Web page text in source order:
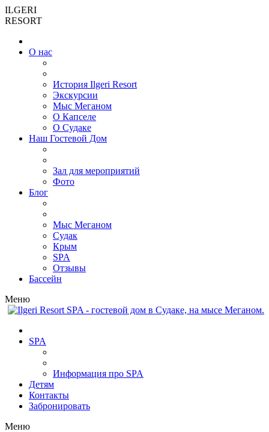
ILGERI
RESORT
О нас
История Ilgeri Resort
Экскурсии
Мыс Меганом
О Капселе
О Судаке
Наш Гостевой Дом
Зал для мероприятий
Фото
Блог
Мыс Меганом
Cудак
Крым
SPA
Отзывы
Бассейн
Меню
SPA
Информация про SPA
Детям
Контакты
Забронировать
Меню